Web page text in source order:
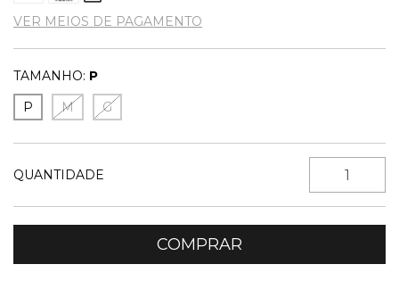
VER MEIOS DE PAGAMENTO
TAMANHO: P
P
M G
QUANTIDADE